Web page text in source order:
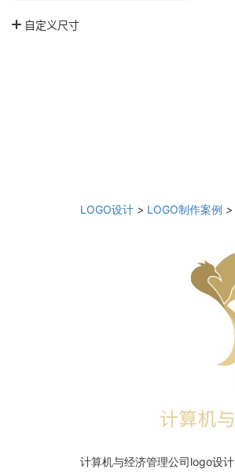
LOGO设计 > LOGO制作案例 >
计算机与经济管理公司logo设计